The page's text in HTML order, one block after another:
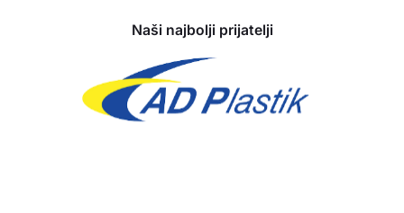
Naši najbolji prijatelji